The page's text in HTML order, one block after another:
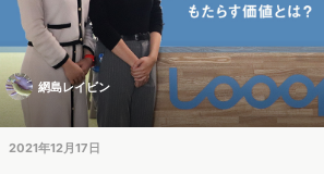
網島レイビン
2021年12月17日